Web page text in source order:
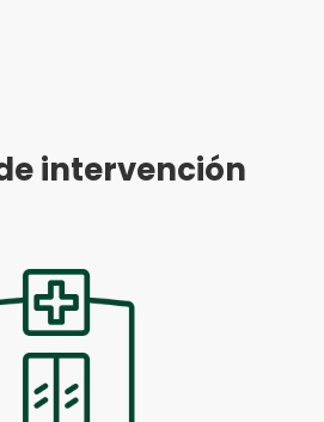
intervención